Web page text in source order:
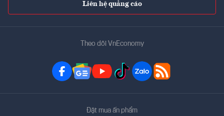
Liên hệ quảng cáo
Theo dõi VnEconomy
Đặt mua ấn phẩm